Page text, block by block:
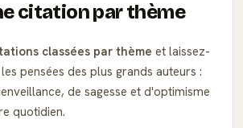
citation par thème
classées par thème et laissez-
pensées des plus grands auteurs :
de sagesse et d'optimisme
quotidien.